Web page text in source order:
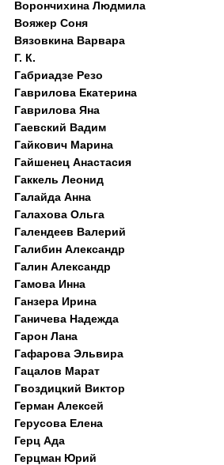
Ворончихина Людмила
Вояжер Соня
Вязовкина Варвара
Г. К.
Габриадзе Резо
Гаврилова Екатерина
Гаврилова Яна
Гаевский Вадим
Гайкович Марина
Гайшенец Анастасия
Гаккель Леонид
Галайда Анна
Галахова Ольга
Галендеев Валерий
Галибин Александр
Галин Александр
Гамова Инна
Ганзера Ирина
Ганичева Надежда
Гарон Лана
Гафарова Эльвира
Гацалов Марат
Гвоздицкий Виктор
Герман Алексей
Герусова Елена
Герц Ада
Герцман Юрий